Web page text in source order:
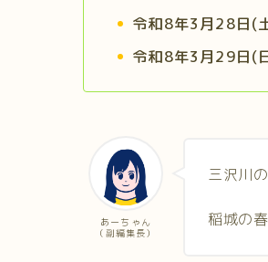
令和8年3月28日(
令和8年3月29日(日
あーちゃん
（副編集長）
三沢川
稲城の